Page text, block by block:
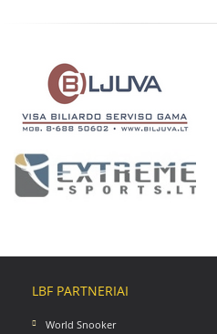
LBF PARTNERIAI
World Snooker